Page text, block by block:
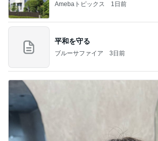
Amebaトピックス 1日前
平和を守る
ブルーサファイア 3日前